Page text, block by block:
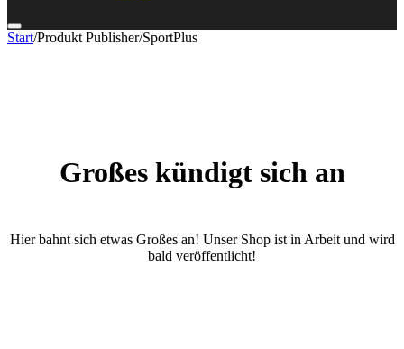
Start/Produkt Publisher/SportPlus
Großes kündigt sich an
Hier bahnt sich etwas Großes an! Unser Shop ist in Arbeit und wird
bald veröffentlicht!